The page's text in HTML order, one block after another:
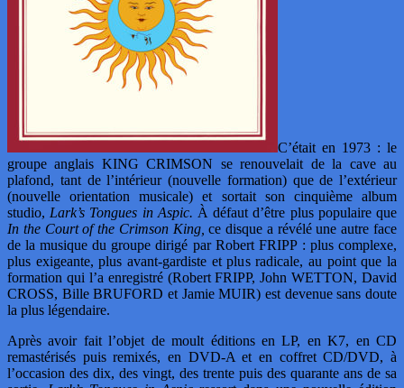
C’était en 1973 : le
groupe anglais KING CRIMSON se renouvelait de la cave au
plafond, tant de l’intérieur (nouvelle formation) que de l’extérieur
(nouvelle orientation musicale) et sortait son cinquième album
studio,Lark’s Tongues in Aspic. À défaut d’être plus populaire que
In the Court of the Crimson King, ce disque a révélé une autre face
de la musique du groupe dirigé par Robert FRIPP : plus complexe,
plus exigeante, plus avant-gardiste et plus radicale, au point que la
formation qui l’a enregistré (Robert FRIPP, John WETTON, David
CROSS, Bille BRUFORD et Jamie MUIR) est devenue sans doute
la plus légendaire.
Après avoir fait l’objet de moult éditions en LP, en K7, en CD
remastérisés puis remixés, en DVD-A et en coffret CD/DVD, à
l’occasion des dix, des vingt, des trente puis des quarante ans de sa